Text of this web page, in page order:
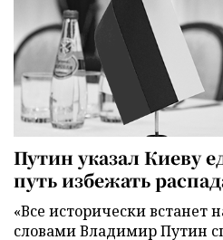
Путин указал Киеву
путь избежать
«Все исторически встанет
словами Владимир Путин